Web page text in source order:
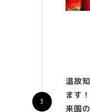
温故
ます！
来園